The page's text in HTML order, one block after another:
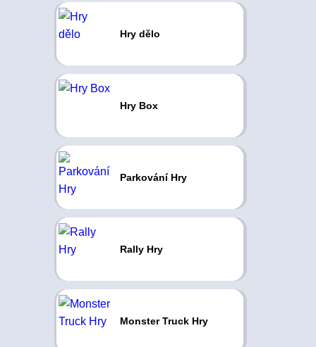
Hry dělo
Hry Box
Parkování Hry
Rally Hry
Monster Truck Hry